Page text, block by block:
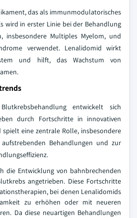
das als immunmodulatorisches
wird in erster Linie bei der Behandlung
insbesondere Multiples Myelom, und
verwendet. Lenalidomid wirkt
und hilft, das Wachstum von
entwickelt sich
durch Fortschritte in innovativen
eine zentrale Rolle, insbesondere
Behandlungen und zur
die Entwicklung von bahnbrechenden
angetrieben. Diese Fortschritte
bei denen Lenalidomids
zu erhöhen oder mit neueren
Da diese neuartigen Behandlungen